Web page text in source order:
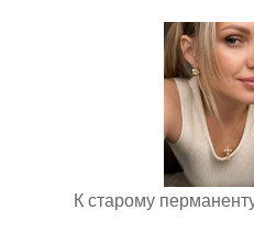
К старому